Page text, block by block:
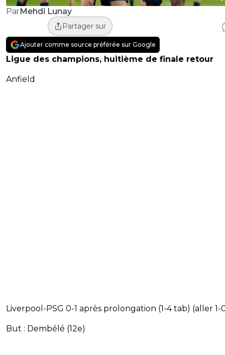
ParMehdi Lunay
Partager sur
Ajouter comme source préférée sur Google
Ligue des champions, huitième de finale retour
Anfield
Liverpool-PSG 0-1 après prolongation (1-4 tab) (aller 1-
But : Dembélé (12e)